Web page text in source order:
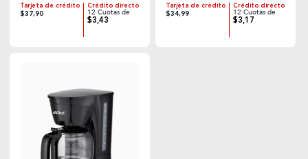
Tarjeta de crédito
$37,90
Crédito directo
12 Cuotas de
$3,43
Tarjeta de crédito
$34,99
Crédito directo
12 Cuotas de
$3,17